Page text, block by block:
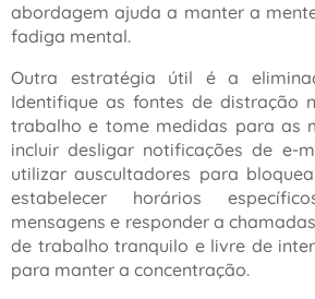
abordagem ajuda a manter a
fadiga mental.
Outra estratégia útil é a
Identifique as fontes de distração
trabalho e tome medidas para as
incluir desligar notificações de e-
utilizar auscultadores para
estabelecer horários
mensagens e responder a
de trabalho tranquilo e livre de
para manter a concentração.